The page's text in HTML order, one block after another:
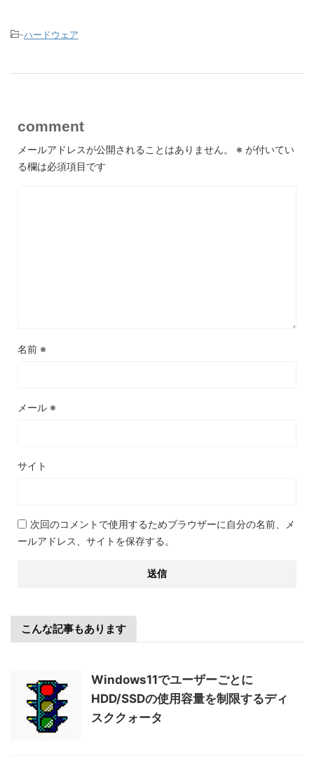
-ハードウェア
comment
メールアドレスが公開されることはありません。 ※ が付いてい
る欄は必須項目です
名前 ※
メール ※
サイト
次回のコメントで使用するためブラウザーに自分の名前、メ
ールアドレス、サイトを保存する。
こんな記事もあります
Windows11でユーザーごとに
HDD/SSDの使用容量を制限するディ
スククォータ